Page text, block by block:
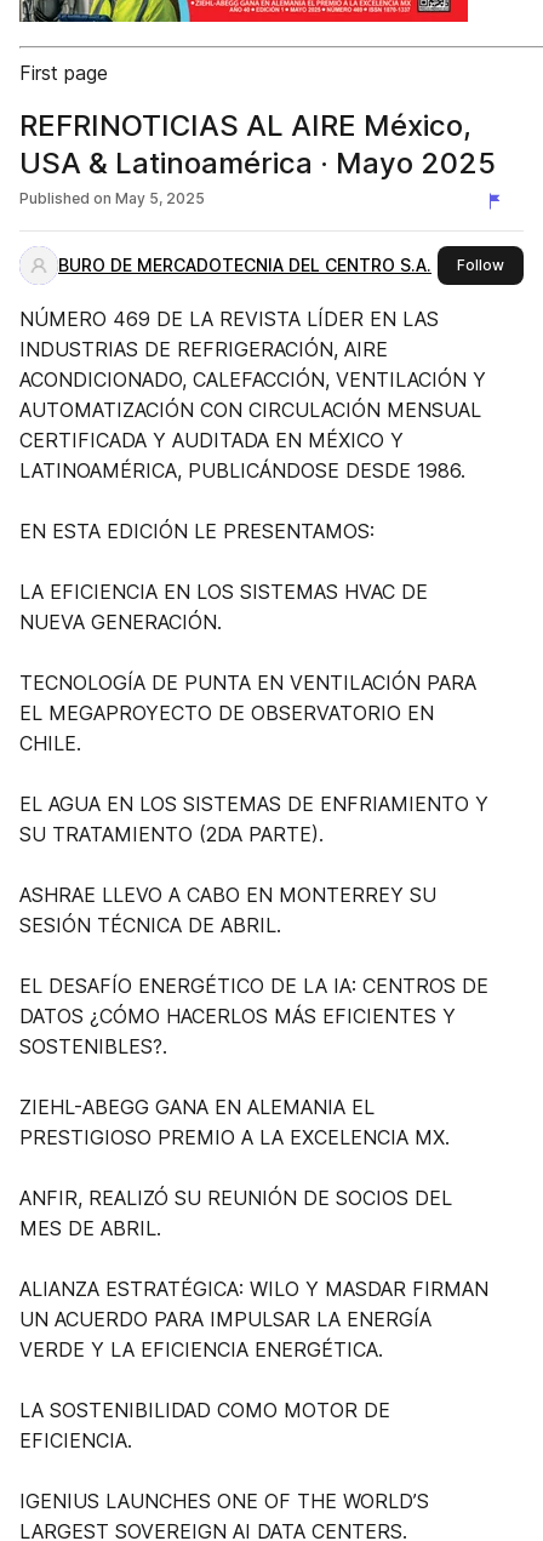
First page
REFRINOTICIAS AL AIRE México,
USA & Latinoamérica · Mayo 2025
Published on May 5, 2025
BURO DE MERCADOTECNIA DEL CENTRO S.A. Followthis
NÚMERO 469 DE LA REVISTA LÍDER EN LAS
INDUSTRIAS DE REFRIGERACIÓN, AIRE
ACONDICIONADO, CALEFACCIÓN, VENTILACIÓN Y
AUTOMATIZACIÓN CON CIRCULACIÓN MENSUAL
CERTIFICADA Y AUDITADA EN MÉXICO Y
LATINOAMÉRICA, PUBLICÁNDOSE DESDE 1986.
EN ESTA EDICIÓN LE PRESENTAMOS:
LA EFICIENCIA EN LOS SISTEMAS HVAC DE
NUEVA GENERACIÓN.
TECNOLOGÍA DE PUNTA EN VENTILACIÓN PARA
EL MEGAPROYECTO DE OBSERVATORIO EN
CHILE.
EL AGUA EN LOS SISTEMAS DE ENFRIAMIENTO Y
SU TRATAMIENTO (2DA PARTE).
ASHRAE LLEVO A CABO EN MONTERREY SU
SESIÓN TÉCNICA DE ABRIL.
EL DESAFÍO ENERGÉTICO DE LA IA: CENTROS DE
DATOS ¿CÓMO HACERLOS MÁS EFICIENTES Y
SOSTENIBLES?.
ZIEHL-ABEGG GANA EN ALEMANIA EL
PRESTIGIOSO PREMIO A LA EXCELENCIA MX.
ANFIR, REALIZÓ SU REUNIÓN DE SOCIOS DEL
MES DE ABRIL.
ALIANZA ESTRATÉGICA: WILO Y MASDAR FIRMAN
UN ACUERDO PARA IMPULSAR LA ENERGÍA
VERDE Y LA EFICIENCIA ENERGÉTICA.
LA SOSTENIBILIDAD COMO MOTOR DE
EFICIENCIA.
IGENIUS LAUNCHES ONE OF THE WORLD’S
LARGEST SOVEREIGN AI DATA CENTERS.